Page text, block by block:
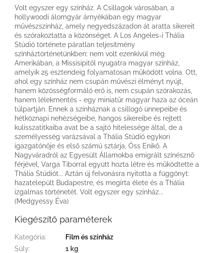
Volt egyszer egy színház. A Csillagok városában, a
hollywoodi álomgyár árnyékában egy magyar
művészszínház, amely negyedszázadon át aratta sikereit
és szórakoztatta a közönséget. A Los Angeles-i Thália
Stúdió története páratlan teljesítmény
színháztörténetünkben: nem volt ezenkívül még
Amerikában, a Missisipitől nyugatra magyar színház,
amelyik 25 esztendeig folyamatosan működött volna. Ott,
ahol egy színház nem csupán művészi élményt nyújt,
hanem közösségformáló erő is, nem csupán szórakozás,
hanem lélekmentés - egy miniatűr magyar haza az óceán
túlpartján. Ennek a színháznak a csillogó ünnepeibe és
hétköznapi nehézségeibe, hangos sikereibe és rejtett
kulisszatitkaiba avat be a sajtó hitelessége által, de a
személyesség varázsával a Thália Stúdió egykori
igazgatónője és első számú sztárja, Óss Enikő. A
Nagyváradról az Egyesült Államokba emigrált színésznő
férjével, Varga Tiborral együtt hozta létre és működtette a
Thália Stúdiót... Aztán új felvonásra nyitotta a függönyt:
hazatelepült Budapestre, és megírta élete és a Thália
izgalmas történetét. Volt egyszer egy színház...
(Medgyessy Éva)
Kiegészítő paraméterek
Kategória:
Film és színház
Súly:
1 kg